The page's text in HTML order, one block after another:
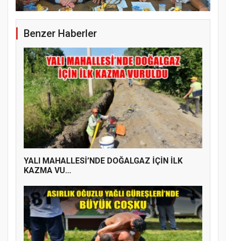
Benzer Haberler
YALI MAHALLESİ’NDE DOĞALGAZ İÇİN İLK
KAZMA VU...